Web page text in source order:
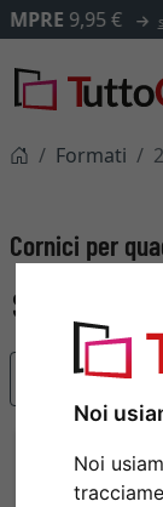
Noi
Noi
✓
Formati
Cornici per
Articoli